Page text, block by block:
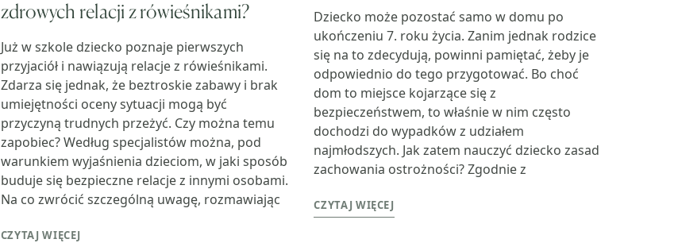
zdrowych relacji z rówieśnikami?
Już w szkole dziecko poznaje pierwszych
przyjaciół i nawiązują relacje z rówieśnikami.
Zdarza się jednak, że beztroskie zabawy i brak
umiejętności oceny sytuacji mogą być
przyczyną trudnych przeżyć. Czy można temu
zapobiec? Według specjalistów można, pod
warunkiem wyjaśnienia dzieciom, w jaki sposób
buduje się bezpieczne relacje z innymi osobami.
Na co zwrócić szczególną uwagę, rozmawiając
CZYTAJ WIĘCEJ
Dziecko może pozostać samo w domu po
ukończeniu 7. roku życia. Zanim jednak rodzice
się na to zdecydują, powinni pamiętać, żeby je
odpowiednio do tego przygotować. Bo choć
dom to miejsce kojarzące się z
bezpieczeństwem, to właśnie w nim często
dochodzi do wypadków z udziałem
najmłodszych. Jak zatem nauczyć dziecko zasad
zachowania ostrożności? Zgodnie z
CZYTAJ WIĘCEJ